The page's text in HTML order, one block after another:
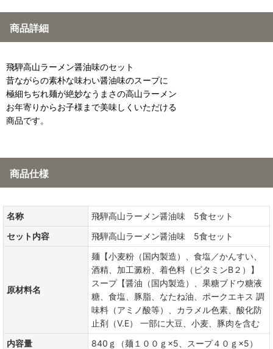
商品詳細
飛騨高山ラーメン醤油味のセット
昔ながらの素朴な味わい醤油味のスープに
極細ちぢれ麺が絶妙なうまさの高山ラーメン
お年寄りからお子様まで美味しくいただける
商品です。
商品仕様
名称
飛騨高山ラーメン醤油味 5食セット
セット内容
飛騨高山ラーメン醤油味 5食セット
原材料名
麺【小麦粉（国内製造）、食塩／かんすい、
酒精、加工澱粉、着色料（ビタミンB２）】
スープ【醤油（国内製造）、果糖ブドウ糖液
糖、食塩、豚脂、なたね油、ポークエキス 調
味料（アミノ酸等）、カラメル色素、酸化防
止剤（V.E） 一部に大豆、小麦、豚肉を含む
内容量
840ｇ（麺１００ｇ×5、スープ４０ｇ×5）